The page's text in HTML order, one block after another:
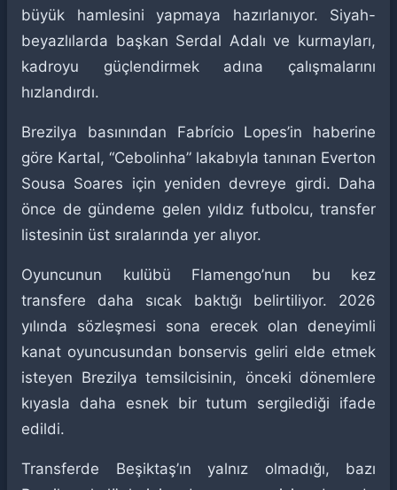
büyük hamlesini yapmaya hazırlanıyor. Siyah-
beyazlılarda başkan Serdal Adalı ve kurmayları,
kadroyu güçlendirmek adına çalışmalarını
hızlandırdı.
Brezilya basınından Fabrício Lopes’in haberine
göre Kartal, “Cebolinha” lakabıyla tanınan Everton
Sousa Soares için yeniden devreye girdi. Daha
önce de gündeme gelen yıldız futbolcu, transfer
listesinin üst sıralarında yer alıyor.
Oyuncunun kulübü Flamengo’nun bu kez
transfere daha sıcak baktığı belirtiliyor. 2026
yılında sözleşmesi sona erecek olan deneyimli
kanat oyuncusundan bonservis geliri elde etmek
isteyen Brezilya temsilcisinin, önceki dönemlere
kıyasla daha esnek bir tutum sergilediği ifade
edildi.
Transferde Beşiktaş’ın yalnız olmadığı, bazı